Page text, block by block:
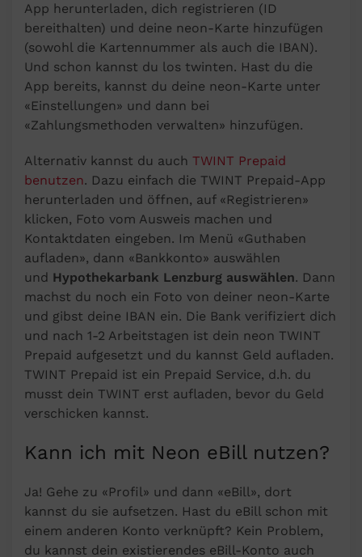
App herunterladen, dich registrieren (ID
bereithalten) und deine neon-Karte hinzufügen
(sowohl die Kartennummer als auch die IBAN).
Und schon kannst du los twinten. Hast du die
App bereits, kannst du deine neon-Karte unter
«Einstellungen» und dann bei
«Zahlungsmethoden verwalten» hinzufügen.
Alternativ kannst du auch TWINT Prepaid
benutzen. Dazu einfach die TWINT Prepaid-App
herunterladen und öffnen, auf «Registrieren»
klicken, Foto vom Ausweis machen und
Kontaktdaten eingeben. Im Menü «Guthaben
aufladen», dann «Bankkonto» auswählen
und Hypothekarbank Lenzburg auswählen. Dann
machst du noch ein Foto von deiner neon-Karte
und gibst deine IBAN ein. Die Bank verifiziert dich
und nach 1-2 Arbeitstagen ist dein neon TWINT
Prepaid aufgesetzt und du kannst Geld aufladen.
TWINT Prepaid ist ein Prepaid Service, d.h. du
musst dein TWINT erst aufladen, bevor du Geld
verschicken kannst.
Kann ich mit Neon eBill nutzen?
Ja! Gehe zu «Profil» und dann «eBill», dort
kannst du sie aufsetzen. Hast du eBill schon mit
einem anderen Konto verknüpft? Kein Problem,
du kannst dein existierendes eBill-Konto auch